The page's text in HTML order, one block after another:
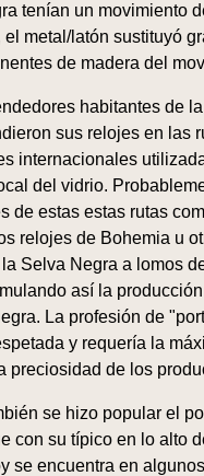
tenían un movimiento
el metal/latón sustituyó
de madera del
habitantes de
sus relojes en las
internacionales
del vidrio.
de estas estas rutas
relojes de Bohemia u
la Selva Negra a lomos
así la
La profesión de
y requería la
preciosidad de los
se hizo popular el
con su típico en lo alto
se encuentra en